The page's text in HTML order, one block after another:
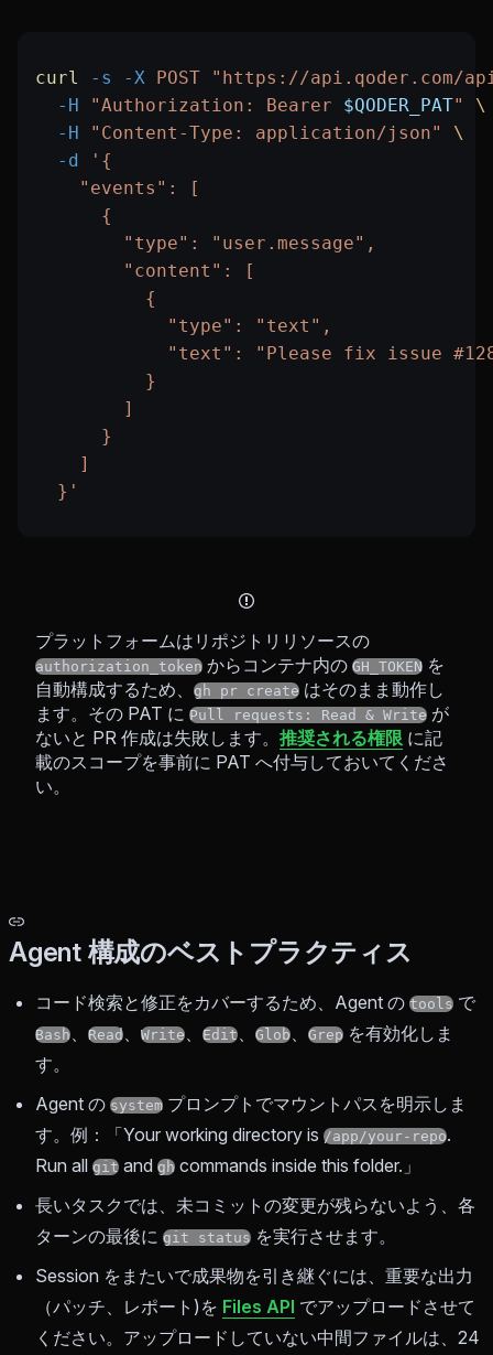
curl -s -X POST "https://api.qoder.com/api/
  -H
"Authorization: Bearer $QODER_PAT"
\
  -H
"Content-Type: application/json"
\
  -d
'{
    "events": [
      {
        "type": "user.message",
        "content": [
          {
            "type": "text",
"text": "Please fix issue
          }
        ]
      }
    ]
  }'
プラットフォームはリポジトリリソースの
authorization_token からコンテナ内の GH_TOKEN を
自動構成するため、
gh pr create はそのまま動作し
ます。その PAT に Pull requests: Read & Write が
ないと PR 作成は失敗します。 推奨される権限 に記
載のスコープを事前に PAT へ付与しておいてくださ
い。
Agent 構成のベストプラクティス
コード検索と修正をカバーするため、Agent の tools で
Bash、 Read、 Write、 Edit、 Glob、 Grep を有効化しま
す。
Agent の system プロンプトでマウントパスを明示しま
す。例：「Your working directory is /app/your-repo.
Run all git and gh commands inside this folder.」
長いタスクでは、未コミットの変更が残らないよう、各
ターンの最後に git status を実行させます。
Session をまたいで成果物を引き継ぐには、重要な出力
（パッチ、レポート)を Files API でアップロードさせて
ください。アップロードしていない中間ファイルは、24